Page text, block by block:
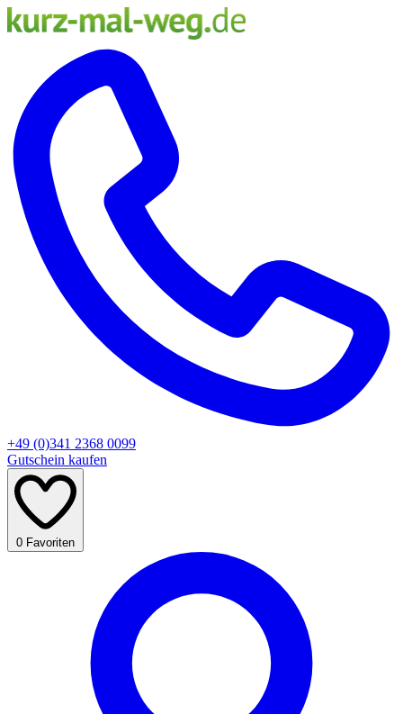
+49 (0)341 2368 0099
Gutschein kaufen
0 Favoriten